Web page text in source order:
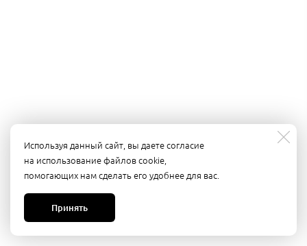
Используя данный сайт, вы даете согласие
на использование файлов cookie,
помогающих нам сделать его удобнее для вас.
Принять